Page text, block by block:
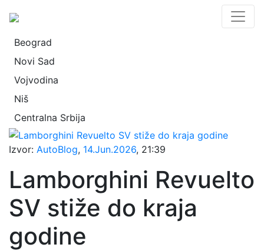
Beograd
Novi Sad
Vojvodina
Niš
Centralna Srbija
Izvor: AutoBlog, 14.Jun.2026, 21:39
Lamborghini Revuelto
SV stiže do kraja
godine